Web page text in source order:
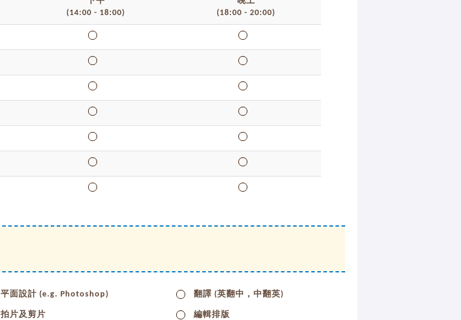
(14:00 - 18:00)
(18:00 - 20:00)
平面設計 (e.g. Photoshop)
拍片及剪片
翻譯 (英翻中，中翻英)
編輯排版